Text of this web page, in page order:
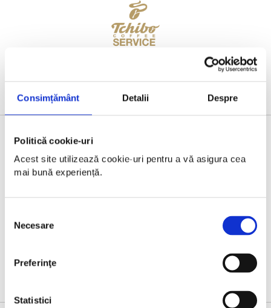
Consimțământ Detalii Despre
Politică cookie-uri
Acest site utilizează cookie-uri pentru a vă asigura cea
mai bună experiență.
consimțământului
Necesare
Preferinţe
Statistici
BRONZE PARTNER